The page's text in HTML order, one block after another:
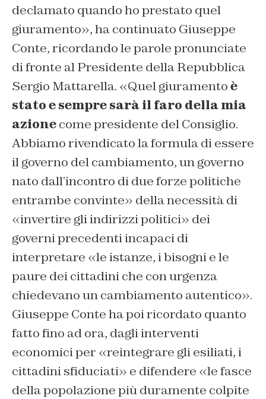
declamato quando ho prestato quel
giuramento», ha continuato Giuseppe
Conte, ricordando le parole pronunciate
di fronte al Presidente della Repubblica
Sergio Mattarella. «Quel giuramentoè
stato e sempre sarà il faro della mia
azionecome presidente del Consiglio.
Abbiamo rivendicato la formula di essere
il governo del cambiamento, un governo
nato dall’incontro di due forze politiche
entrambe convinte» della necessità di
«invertire gli indirizzi politici» dei
governi precedenti incapaci di
interpretare «le istanze, i bisogni e le
paure dei cittadini che con urgenza
chiedevano un cambiamento autentico».
Giuseppe Conte ha poi ricordato quanto
fatto fino ad ora, dagli interventi
economici per «reintegrare gli esiliati, i
cittadini sfiduciati» e difendere «le fasce
della popolazione più duramente colpite